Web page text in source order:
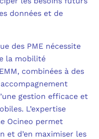
données et de
des PME nécessite
la mobilité
combinées à des
gestion efficace et
L’expertise
Ocineo permet
et d’en maximiser les